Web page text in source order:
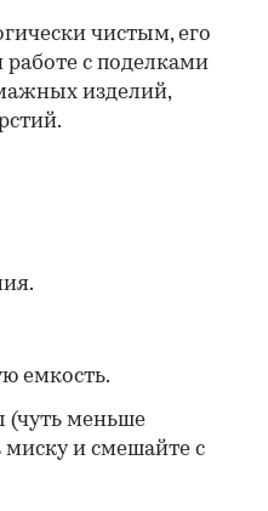
чистым, его
с поделками
изделий,
емкость.
(чуть меньше
и смешайте с